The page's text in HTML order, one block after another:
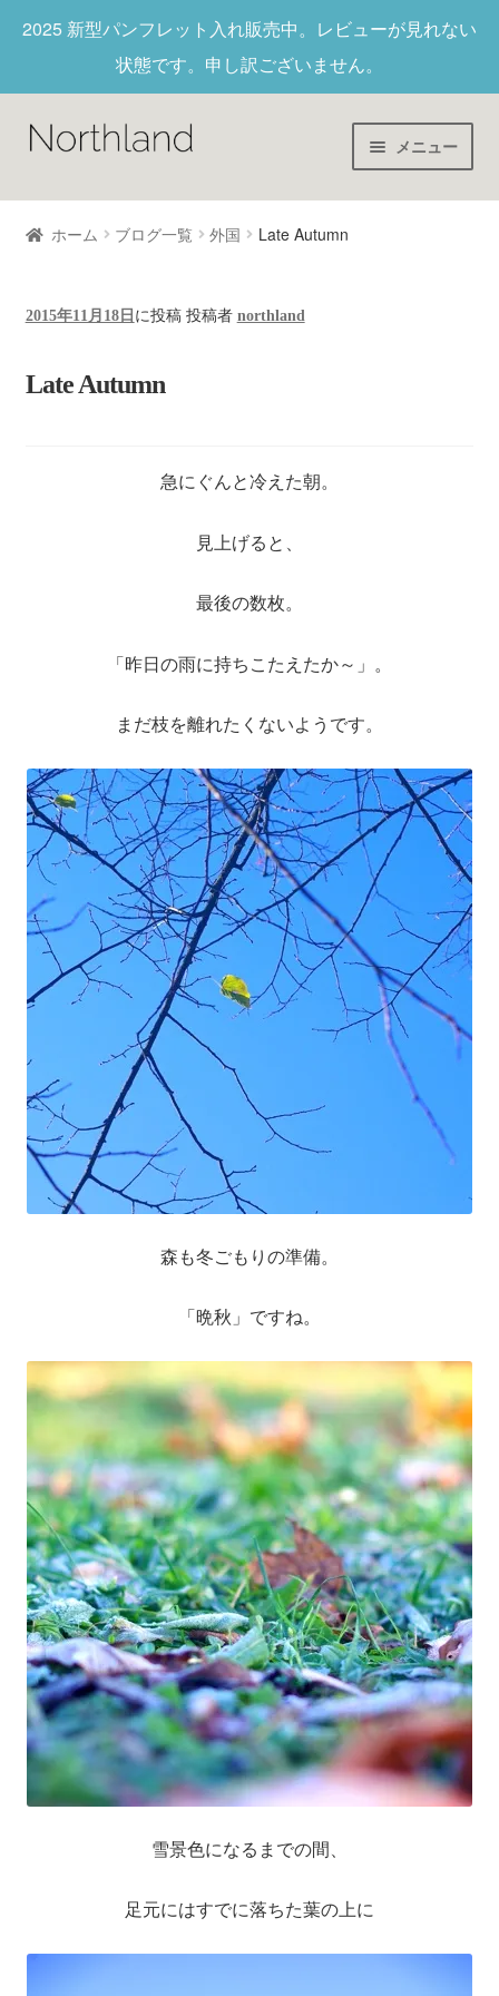
2025 新型パンフレット入れ販売中。レビューが見れない
状態です。申し訳ございません。
メニュー
Home
パンフレット・カード入れ
聖句プレート
ブログ
会員ページ
お買い物カゴ
送料について
ホーム ブログ一覧 外国 Late Autumn
2015年11月18日 に投稿 投稿者 northland
Late Autumn
急にぐんと冷えた朝。
見上げると、
最後の数枚。
「昨日の雨に持ちこたえたか～」。
まだ枝を離れたくないようです。
森も冬ごもりの準備。
「晩秋」ですね。
雪景色になるまでの間、
足元にはすでに落ちた葉の上に